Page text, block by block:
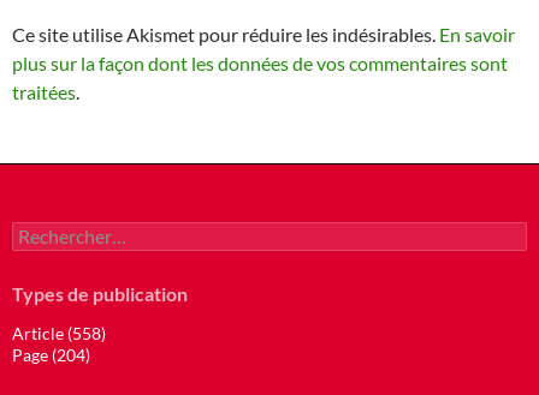
Ce site utilise Akismet pour réduire les indésirables. En savoir
plus sur la façon dont les données de vos commentaires sont
traitées
Rechercher :
Types de publication
Article (558)
Page (204)